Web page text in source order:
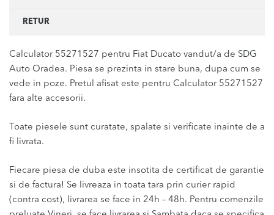
RETUR
Calculator 55271527 pentru Fiat Ducato vandut/a de SDG
Auto Oradea. Piesa se prezinta in stare buna, dupa cum se
vede in poze. Pretul afisat este pentru Calculator 55271527
fara alte accesorii.
Toate piesele sunt curatate, spalate si verificate inainte de a
fi livrata.
Fiecare piesa de duba este insotita de certificat de garantie
si de factura! Se livreaza in toata tara prin curier rapid
(contra cost), livrarea se face in 24h – 48h. Pentru comenzile